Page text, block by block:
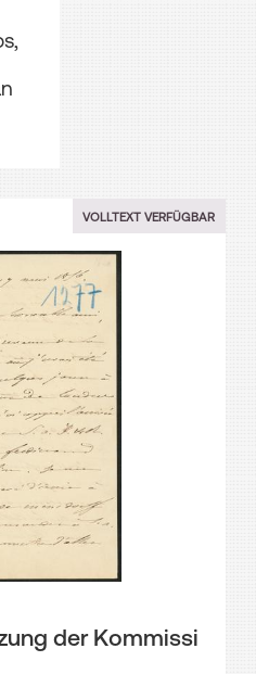
VOLLTEXT VERFÜGBAR
der Kommissi